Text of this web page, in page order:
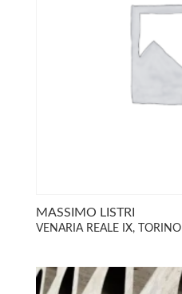
MASSIMO LISTRI
VENARIA REALE IX, TORINO